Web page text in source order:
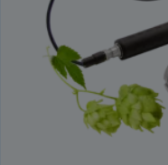
TAUPUNKT
SCHÜTTDICHTE
ATRO/M³
GEWICHT / MASSE